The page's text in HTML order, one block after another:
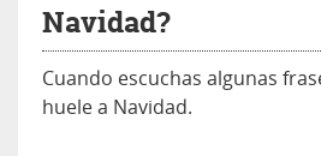
Navidad?
Cuando escuchas algunas
huele a Navidad.